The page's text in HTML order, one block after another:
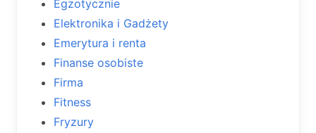
Egzotycznie
Elektronika i Gadżety
Emerytura i renta
Finanse osobiste
Firma
Fitness
Fryzury